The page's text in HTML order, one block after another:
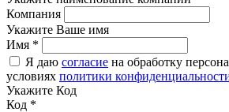
Компания
Укажите Ваше имя
Имя *
Я даю согласие на обработку
условиях политики
Укажите Код
Код *